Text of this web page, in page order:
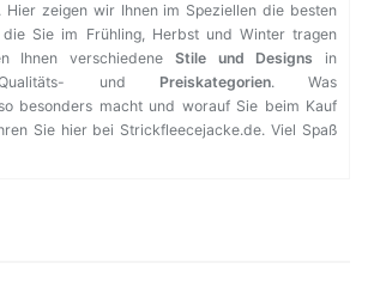
Hier zeigen wir Ihnen im Speziellen die besten
die Sie im Frühling, Herbst und Winter tragen
Ihnen verschiedene Stile und Designs in
Qualitäts- und Preiskategorien. Was
besonders macht und worauf Sie beim Kauf
Sie hier bei Strickfleecejacke.de. Viel Spaß